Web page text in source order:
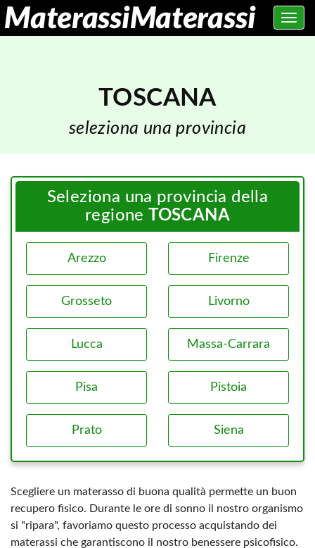
Toggle
TOSCANA
seleziona una provincia
Seleziona una provincia della
regioneTOSCANA
Arezzo Firenze
Grosseto Livorno
Lucca Massa-Carrara
Pisa Pistoia
Prato Siena
Scegliere un materasso di buona qualità permette un buon
recupero fisico. Durante le ore di sonno il nostro organismo
si "ripara", favoriamo questo processo acquistando dei
materassi che garantiscono il nostro benessere psicofisico.